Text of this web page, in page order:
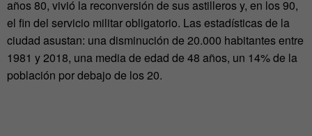
años 80, vivió la reconversión de sus astilleros y, en los 90,
el fin del servicio militar obligatorio. Las estadísticas de la
ciudad asustan: una disminución de 20.000 habitantes entre
1981 y 2018, una media de edad de 48 años, un 14% de la
población por debajo de los 20.